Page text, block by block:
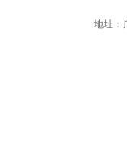
地址：